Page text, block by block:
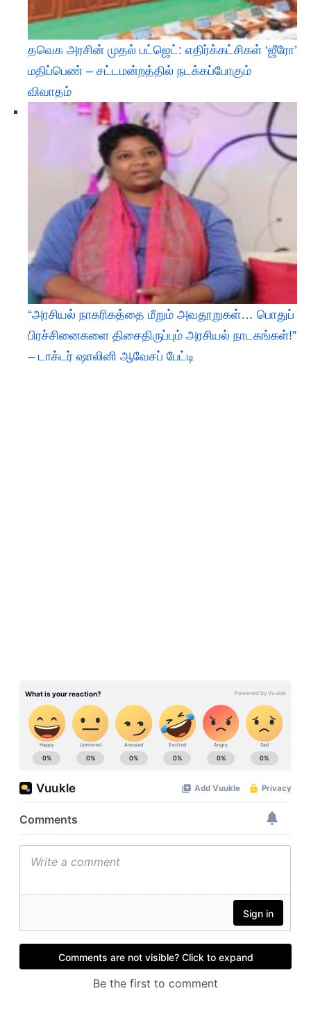
தவெக அரசின் முதல் பட்ஜெட்: எதிர்க்கட்சிகள் ‘ஜீரோ’
மதிப்பெண் – சட்டமன்றத்தில் நடக்கப்போகும்
விவாதம்
“அரசியல் நாகரிகத்தை மீறும் அவதூறுகள்… பொதுப்
பிரச்சினைகளை திசைதிருப்பும் அரசியல் நாடகங்கள்!”
– டாக்டர் ஷாலினி ஆவேசப் பேட்டி